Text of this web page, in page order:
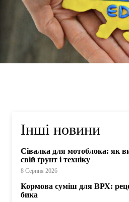
Інші новини
Сівалка для мотоблока: як
свій ґрунт і техніку
8 Серпня 2026
Кормова суміш для ВРХ:
бика